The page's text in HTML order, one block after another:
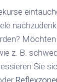
z. B.
Sie